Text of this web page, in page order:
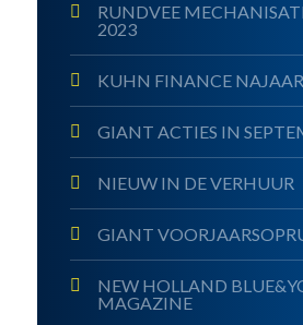
RUNDVEE
2023
KUHN FINANCE
GIANT ACTIES IN
NIEUW IN DE VERHUUR
GIANT
NEW HOLLAND
MAGAZINE